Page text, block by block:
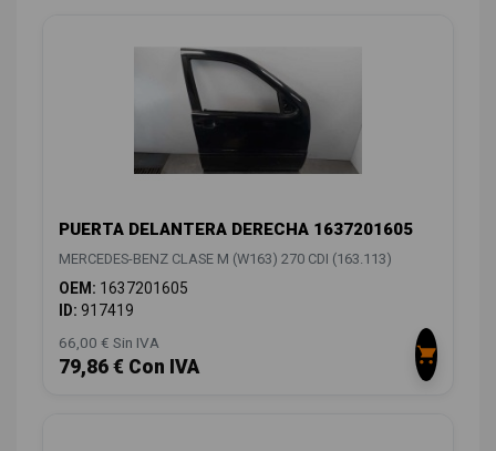
PUERTA DELANTERA DERECHA 1637201605
MERCEDES-BENZ CLASE M (W163) 270 CDI (163.113)
OEM: 1637201605
ID: 917419
66,00 € Sin IVA
79,86 € Con IVA